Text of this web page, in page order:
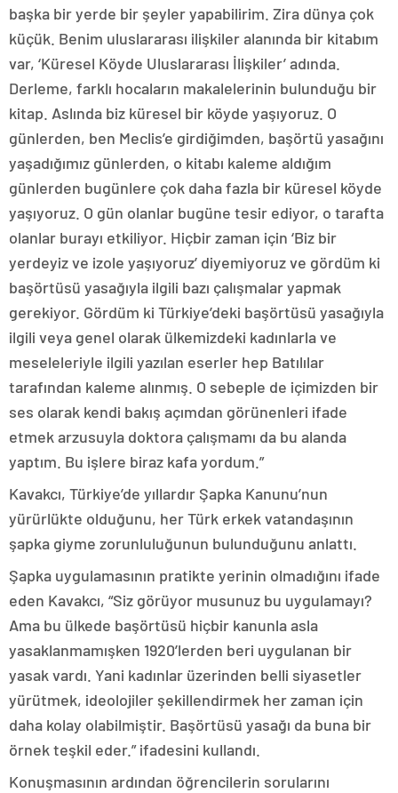
başka bir yerde bir şeyler yapabilirim. Zira dünya çok
küçük. Benim uluslararası ilişkiler alanında bir kitabım
var, ‘Küresel Köyde Uluslararası İlişkiler’ adında.
Derleme, farklı hocaların makalelerinin bulunduğu bir
kitap. Aslında biz küresel bir köyde yaşıyoruz. O
günlerden, ben Meclis’e girdiğimden, başörtü yasağını
yaşadığımız günlerden, o kitabı kaleme aldığım
günlerden bugünlere çok daha fazla bir küresel köyde
yaşıyoruz. O gün olanlar bugüne tesir ediyor, o tarafta
olanlar burayı etkiliyor. Hiçbir zaman için ‘Biz bir
yerdeyiz ve izole yaşıyoruz’ diyemiyoruz ve gördüm ki
başörtüsü yasağıyla ilgili bazı çalışmalar yapmak
gerekiyor. Gördüm ki Türkiye’deki başörtüsü yasağıyla
ilgili veya genel olarak ülkemizdeki kadınlarla ve
meseleleriyle ilgili yazılan eserler hep Batılılar
tarafından kaleme alınmış. O sebeple de içimizden bir
ses olarak kendi bakış açımdan görünenleri ifade
etmek arzusuyla doktora çalışmamı da bu alanda
yaptım. Bu işlere biraz kafa yordum.”
Kavakcı, Türkiye’de yıllardır Şapka Kanunu’nun
yürürlükte olduğunu, her Türk erkek vatandaşının
şapka giyme zorunluluğunun bulunduğunu anlattı.
Şapka uygulamasının pratikte yerinin olmadığını ifade
eden Kavakcı, “Siz görüyor musunuz bu uygulamayı?
Ama bu ülkede başörtüsü hiçbir kanunla asla
yasaklanmamışken 1920’lerden beri uygulanan bir
yasak vardı. Yani kadınlar üzerinden belli siyasetler
yürütmek, ideolojiler şekillendirmek her zaman için
daha kolay olabilmiştir. Başörtüsü yasağı da buna bir
örnek teşkil eder.” ifadesini kullandı.
Konuşmasının ardından öğrencilerin sorularını